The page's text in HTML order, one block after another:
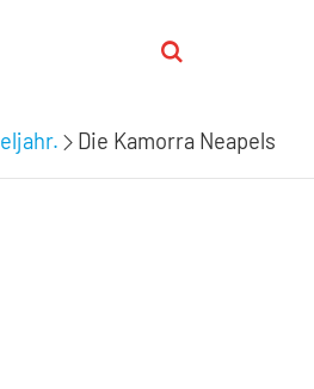
Die Kamorra Neapels